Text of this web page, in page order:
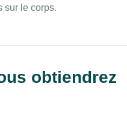
sur le corps.
obtiendrez